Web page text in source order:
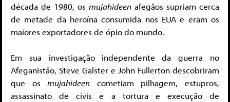
década de 1980, os mujahideen afegãos supriam cerca
de metade da heroína consumida nos EUA e eram os
maiores exportadores de ópio do mundo.
Em sua investigação independente da guerra no
Afeganistão, Steve Galster e John Fullerton descobriram
que osmujahideen cometiam pilhagem, estupros,
assassinato de civis e a tortura e execução de